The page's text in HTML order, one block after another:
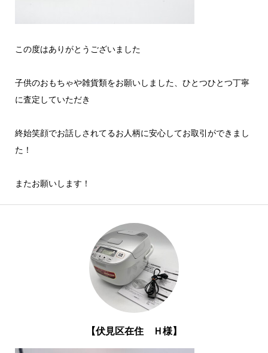
この度はありがとうございました
子供のおもちゃや雑貨類をお願いしました、ひとつひとつ丁寧
に査定していただき
終始笑顔でお話しされてるお人柄に安心してお取引ができまし
た！
またお願いします！
【伏見区在住 Ｈ様】